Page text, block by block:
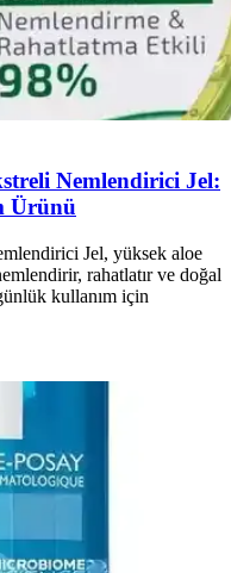
Nemlendirici Jel:
Ürünü
Jel, yüksek aloe
rahatlatır ve doğal
kullanım için